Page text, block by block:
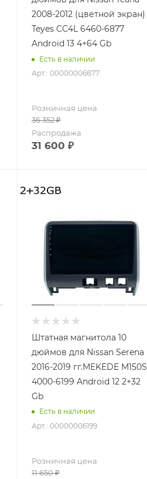
2008-2012 (цветной экран)
Teyes CC4L 6460-6877
Android 13 4+64 Gb
Есть в наличии
Арт.: 00000006877
Розничная цена
36 352₽
Распродажа
31 600 ₽
Штатная магнитола 10
дюймов для Nissan Serena
2016-2019 гг.MEKEDE M150S
4000-6199 Android 12 2+32
Gb
Есть в наличии
Арт.: 00000006199
Розничная цена
11 650₽